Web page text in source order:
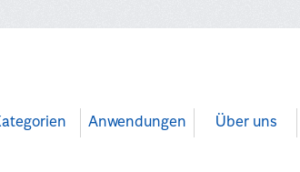
Anwendungen Über uns